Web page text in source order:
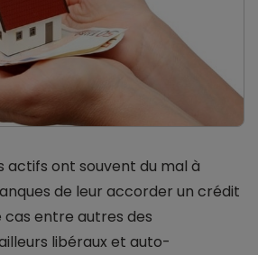
actifs ont souvent du mal à
de leur accorder un crédit
cas entre autres des
libéraux et auto-